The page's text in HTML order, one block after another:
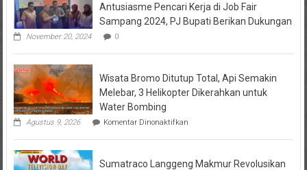
Antusiasme Pencari Kerja di Job Fair
Sampang 2024, PJ Bupati Berikan Dukungan
November 20, 2024 0
Wisata Bromo Ditutup Total, Api Semakin
Melebar, 3 Helikopter Dikerahkan untuk
Water Bombing
Agustus 9, 2026 Komentar Dinonaktifkanpada
Bromo
Total,
Sumatraco Langgeng Makmur Revolusikan